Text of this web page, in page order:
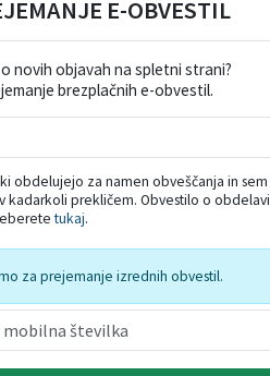
E-OBVESTIL
novih objavah na spletni strani?
brezplačnih e-obvestil.
obdelujejo za namen obveščanja in sem
kadarkoli prekličem. Obvestilo o obdelavi
tukaj.
za prejemanje izrednih obvestil.